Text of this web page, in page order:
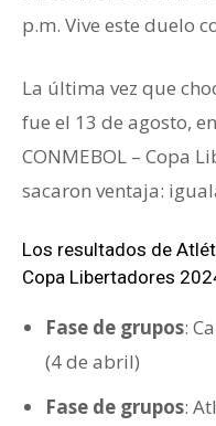
p.m. Vive este duelo
La última vez que
fue el 13 de agosto,
CONMEBOL – Copa
sacaron ventaja:
Los resultados de
Copa Libertadores
Fase de grupos:
(4 de abril)
Fase de grupos: